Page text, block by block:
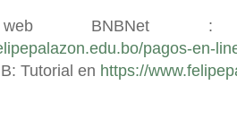
web BNBNet :
pagos-en-
Tutorial en https://